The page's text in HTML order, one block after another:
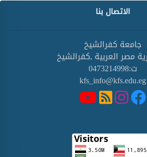
الاتصال بنا
جامعة كفرالشيخ
مصر العربية ,كفرالشيخ
ت:0473214998
kfs_info@kfs.edu.eg